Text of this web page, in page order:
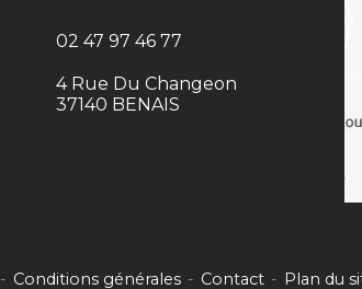
02 47 97 46 77
4 Rue Du Changeon
37140 BENAIS
- Conditions générales - Contact - Plan du